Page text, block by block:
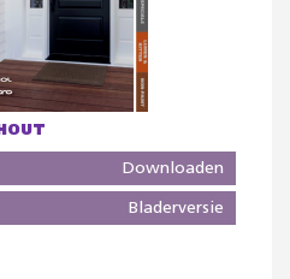
HOUT
Downloaden
Bladerversie